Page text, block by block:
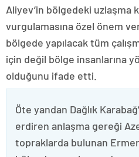
Aliyev’in bölgedeki uzlaşma
vurgulamasına özel önem
bölgede yapılacak tüm
için değil bölge insanlarına
olduğunu ifade etti.
Öte yandan Dağlık
erdiren anlaşma gereği
topraklarda bulunan